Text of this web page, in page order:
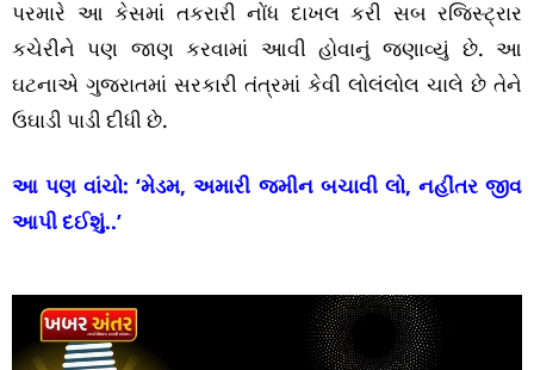
પરમારે આ કેસમાં તકરારી નોંધ દાખલ કરી સબ રજિસ્ટ્રાર
કચેરીને પણ જાણ કરવામાં આવી હોવાનું જણાવ્યું છે. આ
ઘટનાએ ગુજરાતમાં સરકારી તંત્રમાં કેવી લોલંલોલ ચાલે છે તેને
ઉઘાડી પાડી દીધી છે.
આ પણ વાંચો:‘મેડમ, અમારી જમીન બચાવી લો, નહીંતર જીવ
આપી દઈશું..’